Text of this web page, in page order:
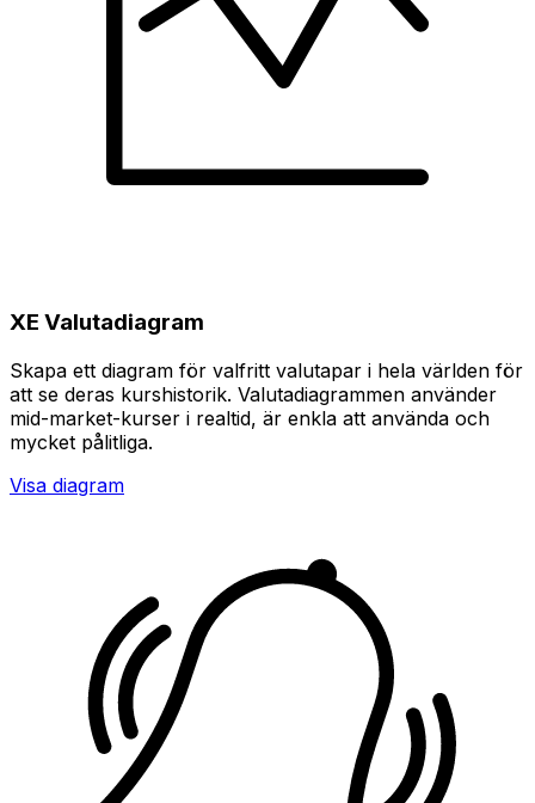
XE Valutadiagram
Skapa ett diagram för valfritt valutapar i hela världen för
att se deras kurshistorik. Valutadiagrammen använder
mid-market-kurser i realtid, är enkla att använda och
mycket pålitliga.
Visa diagram